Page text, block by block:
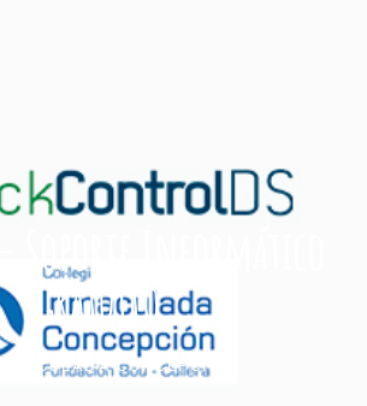
Soporte Informático
Gratuito
CONCEPCIÓN